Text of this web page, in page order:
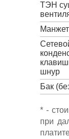
ТЭН
шнур
Бак
* -
при